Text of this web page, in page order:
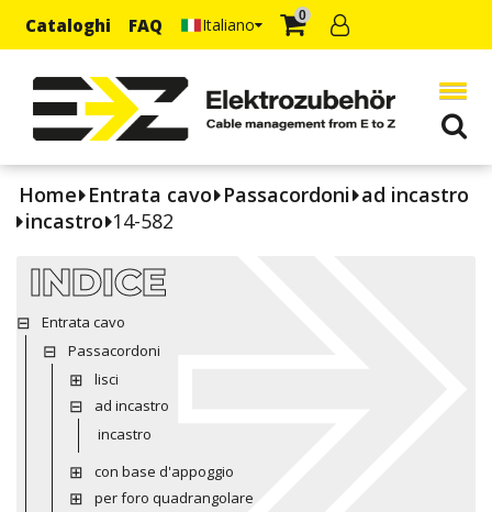
Cataloghi FAQ Italiano 0
Home Entrata cavo Passacordoni ad incastro
incastro 14-582
INDICE
Entrata cavo
Passacordoni
lisci
ad incastro
incastro
con base d'appoggio
per foro quadrangolare